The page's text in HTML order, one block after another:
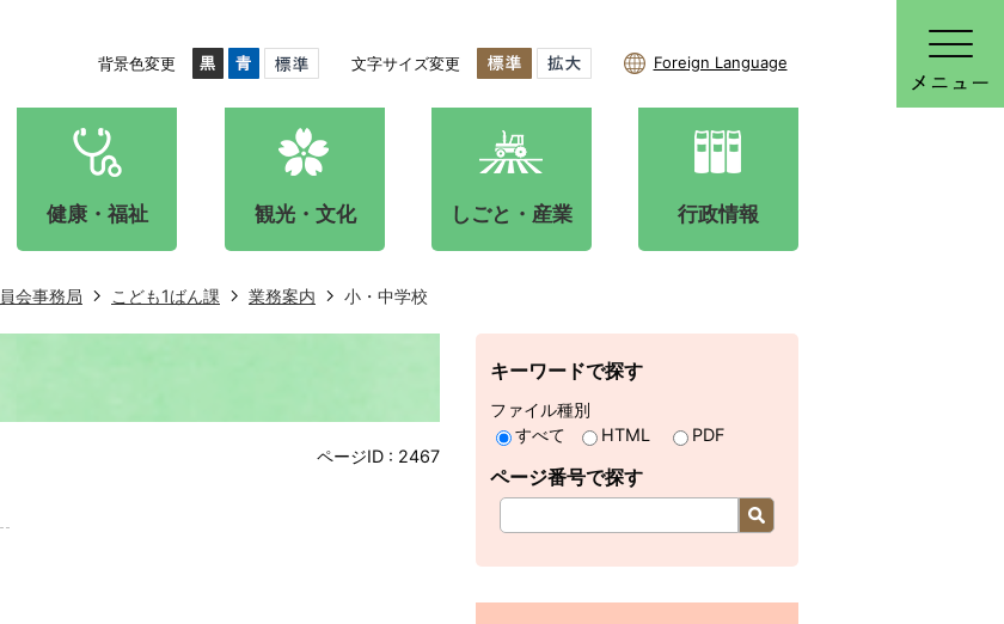
背景色変更 文字サイズ変更 Foreign Language
健康・福祉 観光・文化 しごと・産業 行政情報
会事務局 こども1ばん課 業務案内 小・中学校
ページID : 2467
キーワードで探す
ファイル種別
すべて
HTML PDF
ページ番号で探す